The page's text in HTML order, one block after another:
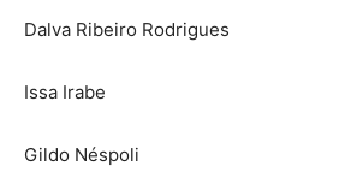
Dalva Ribeiro Rodrigues
Issa Irabe
Gildo Néspoli